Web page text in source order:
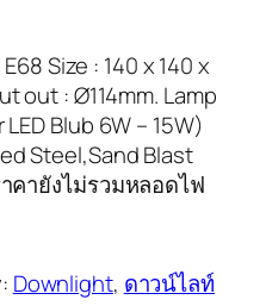
Size : 140 x 140 x
out : Ø114mm. Lamp
Blub 6W – 15W)
Steel,Sand Blast
าคายังไม่รวมหลอดไฟ
Downlight, ดาวน์ไลท์